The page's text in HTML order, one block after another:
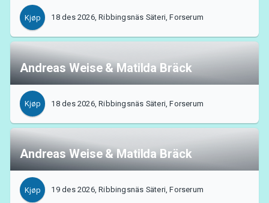
Kjøp 18 des 2026, Ribbingsnäs Säteri, Forserum
Andreas Weise & Matilda Bräck
Kjøp 18 des 2026, Ribbingsnäs Säteri, Forserum
Andreas Weise & Matilda Bräck
Kjøp 19 des 2026, Ribbingsnäs Säteri, Forserum